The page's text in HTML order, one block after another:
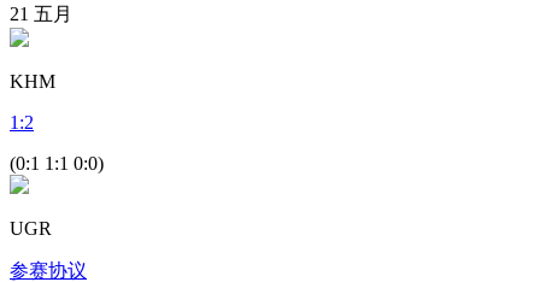
21 五月
KHM
1 :2
(0:1 1:1 0:0)
UGR
参赛协议